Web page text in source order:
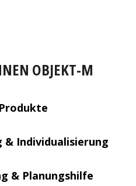
OBJEKT-M
Individualisierung
& Planungshilfe